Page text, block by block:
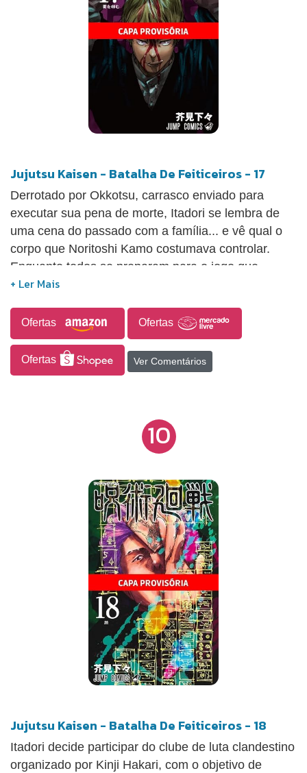
Jujutsu Kaisen - Batalha De Feiticeiros - 17
Derrotado por Okkotsu, carrasco enviado para
executar sua pena de morte, Itadori se lembra de
uma cena do passado com a família... e vê qual o
corpo que Noritoshi Kamo costumava controlar.
Enquanto todos se preparam para o jogo que
promoverá a matança entre feiticeiros Jujutsu, Maki
Ofertas Ofertas
Ofertas Ver Comentários
10
Jujutsu Kaisen - Batalha De Feiticeiros - 18
Itadori decide participar do clube de luta clandestino
organizado por Kinji Hakari, com o objetivo de